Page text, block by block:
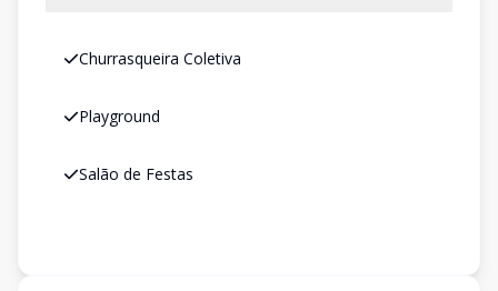
Churrasqueira Coletiva
Playground
Salão de Festas